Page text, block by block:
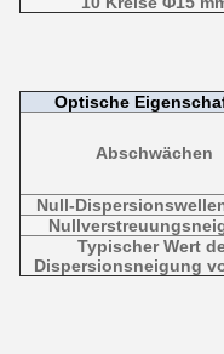
Optische
Abschwächen
Null-
Typischer Wert
Dispersionsneigung